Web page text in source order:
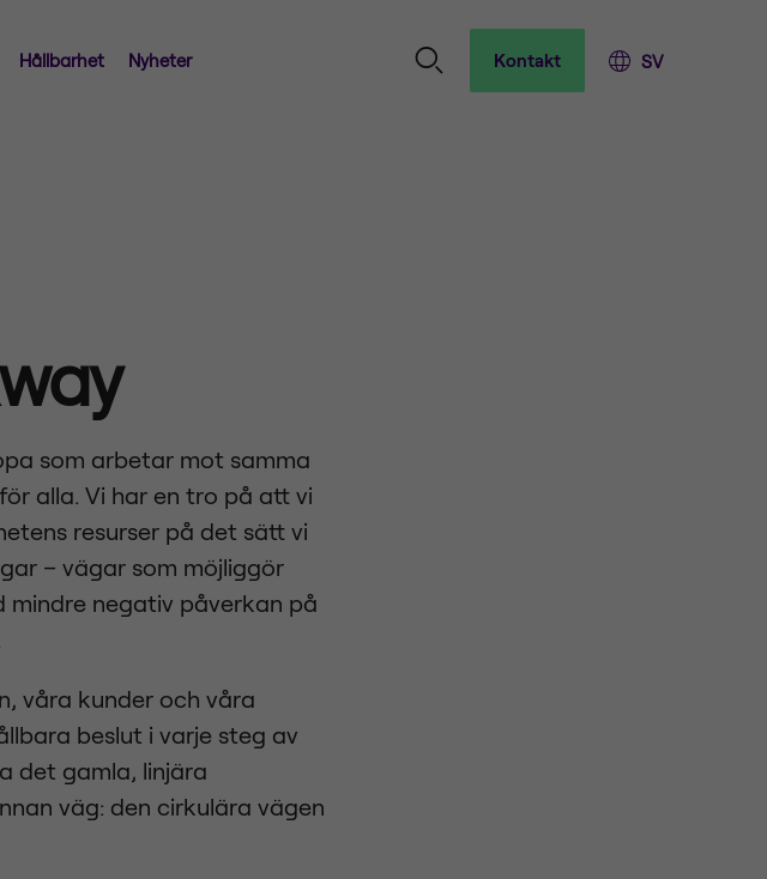
Hållbarhet Nyheter Kontakt
som arbetar mot samma
alla. Vi har en tro på att vi
resurser på det sätt vi
– vägar som möjliggör
mindre negativ påverkan på
våra kunder och våra
beslut i varje steg av
det gamla, linjära
väg: den cirkulära vägen